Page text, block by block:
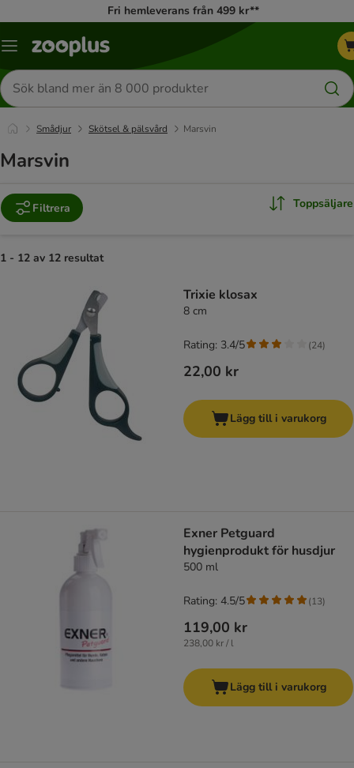
Fri hemleverans från 499 kr**
Katalogmeny
Sök
efter
produkter
Smådjur Skötsel & pälsvård Marsvin
Marsvin
Filtrera Toppsäljare
1 - 12 av 12 resultat
Trixie klosax
8 cm
22,00 kr
Rating: 3.4/5 (24)
Lägg till i varukorg
Exner Petguard
hygienprodukt för husdjur
500 ml
119,00 kr
238,00 kr / l
Rating: 4.5/5 (13)
Lägg till i varukorg